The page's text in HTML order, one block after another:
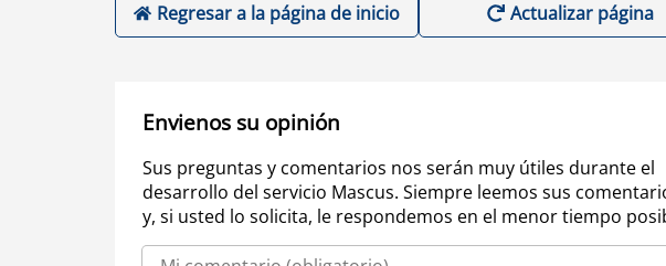
Regresar a la página de inicio Actualizar página
Envienos su opinión
Sus preguntas y comentarios nos serán muy útiles durante el
desarrollo del servicio Mascus. Siempre leemos sus
y, si usted lo solicita, le respondemos en el menor tiempo